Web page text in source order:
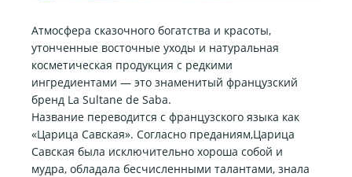
Атмосфера сказочного богатства и красоты,
утонченные восточные уходы и натуральная
косметическая продукция с редкими
ингредиентами — это знаменитый французский
бренд La Sultane de Saba.
Название переводится с французского языка как
«Царица Савская». Согласно преданиям,Царица
Савская была исключительно хороша собой и
мудра, обладала бесчисленными талантами, знала